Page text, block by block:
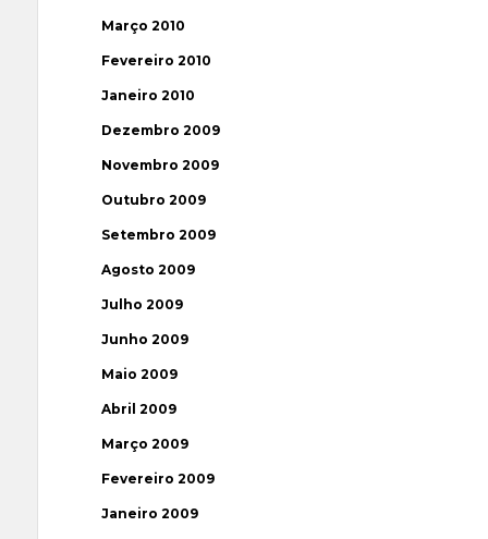
Março 2010
Fevereiro 2010
Janeiro 2010
Dezembro 2009
Novembro 2009
Outubro 2009
Setembro 2009
Agosto 2009
Julho 2009
Junho 2009
Maio 2009
Abril 2009
Março 2009
Fevereiro 2009
Janeiro 2009